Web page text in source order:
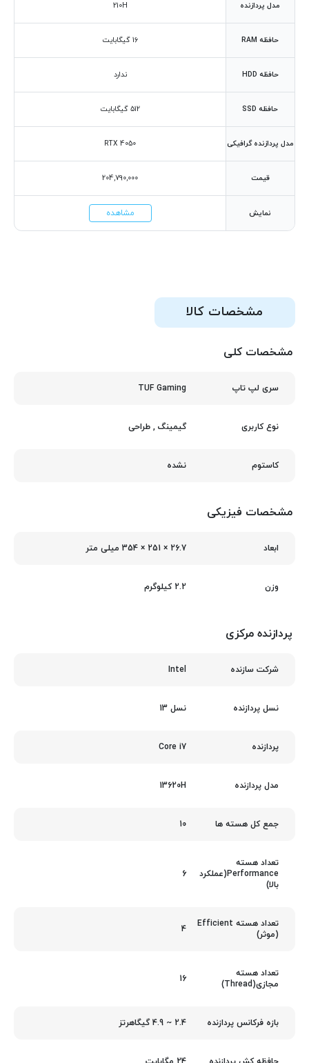
مدل پردازنده
حافظه RAM
حافظه HDD
حافظه SSD
مدل پردازنده گرافیکی
قیمت
نمایش
210H
16 گیگابایت
ندارد
512 گیگابایت
RTX 4050
204,790,000
مشاهده
مشخصات کالا
مشخصات کلی
سری لپ تاپ TUF Gaming
نوع کاربری گیمینگ , طراحی
کاستوم نشده
مشخصات فیزیکی
ابعاد 26.7 × 251 × 354 میلی‌ متر
وزن 2.2 کیلوگرم
پردازنده مرکزی
شرکت سازنده Intel
نسل پردازنده نسل 13
پردازنده Core i7
مدل پردازنده 13620H
جمع کل هسته ها 10
تعداد هسته
Performance(عملکرد
بالا)
6
تعداد هسته Efficient
(موثر)
4
تعداد هسته
مجازی(Thread)
16
بازه فرکانس پردازنده 2.4 ~ 4.9 گیگاهرتز